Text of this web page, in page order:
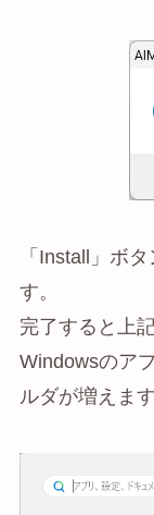
「Install」ボ
す。
完了すると上
Windowsのア
ルダが増えます